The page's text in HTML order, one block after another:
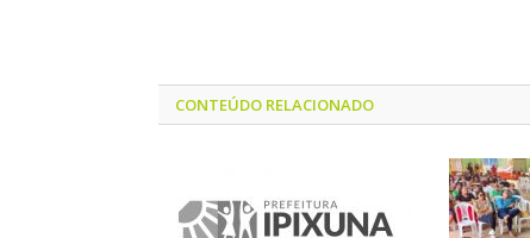
CONTEÚDO RELACIONADO